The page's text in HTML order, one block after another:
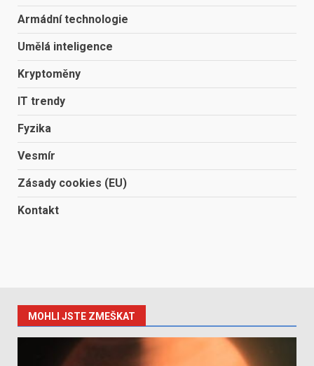
Armádní technologie
Umělá inteligence
Kryptoměny
IT trendy
Fyzika
Vesmír
Zásady cookies (EU)
Kontakt
MOHLI JSTE ZMEŠKAT